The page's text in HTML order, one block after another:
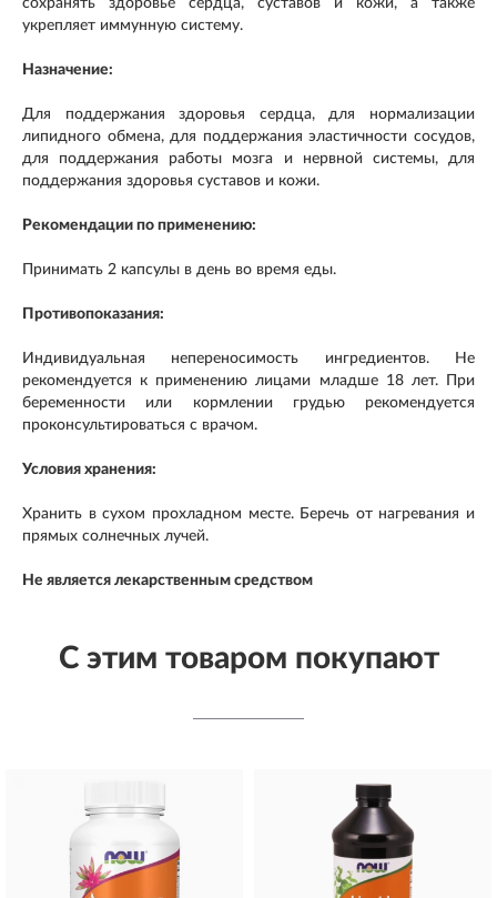
укрепляет иммунную систему.
Назначение:
Для поддержания здоровья сердца, для нормализации
липидного обмена, для поддержания эластичности сосудов,
для поддержания работы мозга и нервной системы, для
поддержания здоровья суставов и кожи.
Рекомендации по применению:
Принимать 2 капсулы в день во время еды.
Противопоказания:
Индивидуальная непереносимость ингредиентов. Не
рекомендуется к применению лицами младше 18 лет. При
беременности или кормлении грудью рекомендуется
проконсультироваться с врачом.
Условия хранения:
Хранить в сухом прохладном месте. Беречь от нагревания и
прямых солнечных лучей.
Не является лекарственным средством
С этим товаром покупают